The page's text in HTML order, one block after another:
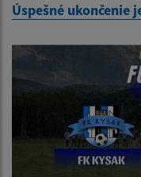
Úspešné ukončenie